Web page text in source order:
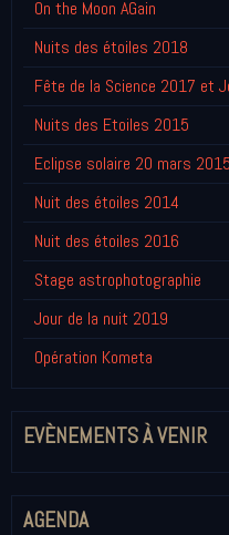
On the Moon AGain
Nuits des étoiles 2018
Fête de la Science 2017 et
Nuits des Etoiles 2015
Eclipse solaire 20 mars 2015
Nuit des étoiles 2014
Nuit des étoiles 2016
Stage astrophotographie
Jour de la nuit 2019
Opération Kometa
EVÈNEMENTS À VENIR
AGENDA